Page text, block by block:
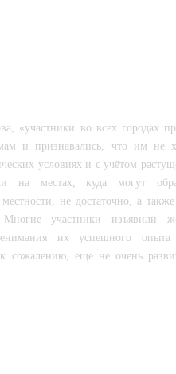
«участники во всех городах
и признавались, что им не
условиях и с учётом
на местах, куда могут
не достаточно, а
участники изъявили
их успешного
к сожалению, еще не очень